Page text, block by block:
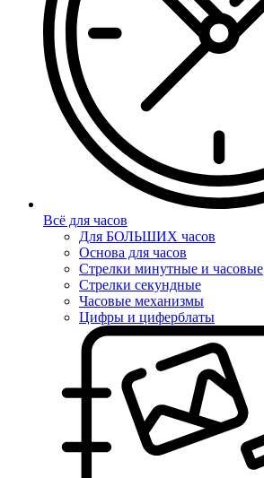
Всё для часов
Для БОЛЬШИХ часов
Основа для часов
Стрелки минутные и часовые
Стрелки секундные
Часовые механизмы
Цифры и циферблаты